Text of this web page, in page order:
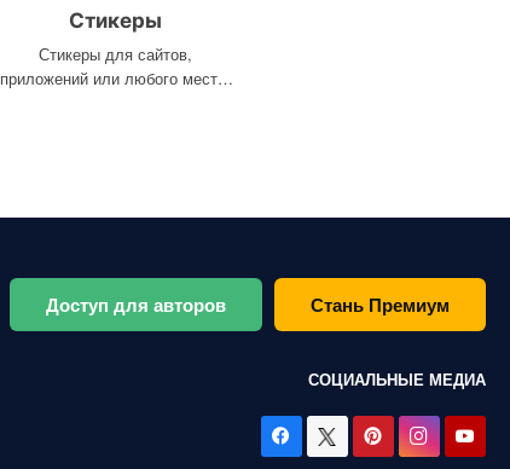
Стикеры
Стикеры для сайтов,
приложений или любого места,
Доступ для авторов Стань Премиум
СОЦИАЛЬНЫЕ МЕДИА